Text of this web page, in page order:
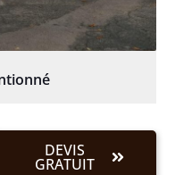
DEVIS
GRATUIT